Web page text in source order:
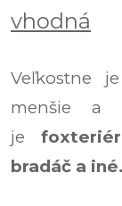
vhodná
Veľkostne
menšie a
je
bradáč a iné.